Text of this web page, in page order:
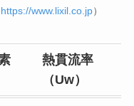
https://www.lixil.co.jp）
熱貫流率
（Uw）